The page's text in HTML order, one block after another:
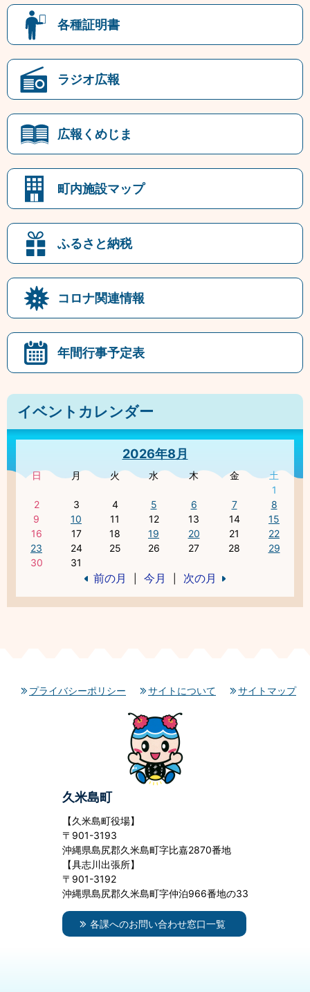
各種証明書
ラジオ広報
広報くめじま
町内施設マップ
ふるさと納税
コロナ関連情報
年間行事予定表
イベントカレンダー
2026年8月
日 月 火 水 木 金
土
1
2
3 4 5 6 7
8
9
10 11 12 13 14
15
16
17 18 19 20 21
22
23
24 25 26 27 28
29
30
31
前の月 今月 次の月
プライバシーポリシー サイトについて サイトマップ
久米島町
【久米島町役場】
〒901-3193
沖縄県島尻郡久米島町字比嘉2870番地
【具志川出張所】
〒901-3192
沖縄県島尻郡久米島町字仲泊966番地の33
各課へのお問い合わせ窓口一覧